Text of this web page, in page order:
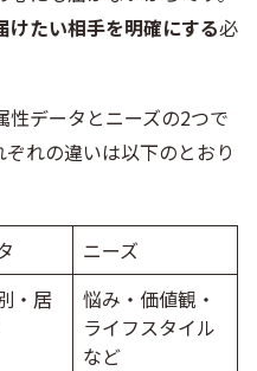
けたい相手を明確にする必
性データとニーズの2つで
れの違いは以下のとおり
ニーズ
・居
悩み・価値観・
ライフスタイル
など